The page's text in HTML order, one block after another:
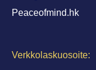
Peaceofmind.hk
Verkkolaskuosoite: